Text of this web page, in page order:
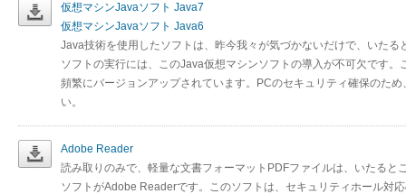
仮想マシンJavaソフト Java7
仮想マシンJavaソフト Java6
Java技術を使用したソフトは、昨今我々が気づかないだけで、いた
ソフトの実行には、このJava仮想マシンソフトの導入が不可欠です
頻繁にバージョンアップされています。PCのセキュリティ確保のた
い。
Adobe Reader
読み取りのみで、軽量な文書フォーマットPDFファイルは、いたると
ソフトがAdobe Readerです。このソフトは、セキュリティホール対